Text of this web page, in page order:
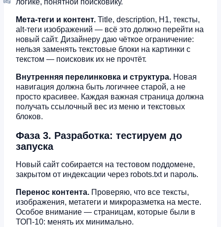
логике, понятной поисковику.
Мета-теги и контент. Title, description, H1, тексты,
alt-теги изображений — всё это должно перейти на
новый сайт. Дизайнеру даю чёткое ограничение:
нельзя заменять текстовые блоки на картинки с
текстом — поисковик их не прочтёт.
Внутренняя перелинковка и структура. Новая
навигация должна быть логичнее старой, а не
просто красивее. Каждая важная страница должна
получать ссылочный вес из меню и текстовых
блоков.
Фаза 3. Разработка: тестируем до
запуска
Новый сайт собирается на тестовом поддомене,
закрытом от индексации через robots.txt и пароль.
Перенос контента. Проверяю, что все тексты,
изображения, метатеги и микроразметка на месте.
Особое внимание — страницам, которые были в
ТОП-10: менять их минимально.